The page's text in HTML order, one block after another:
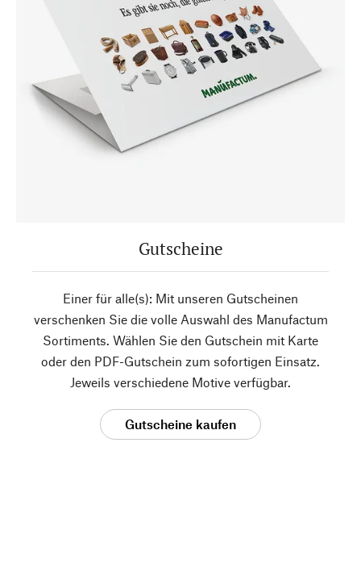
Gutscheine
Einer für alle(s): Mit unseren Gutscheinen
verschenken Sie die volle Auswahl des Manufactum
Sortiments. Wählen Sie den Gutschein mit Karte
oder den PDF-Gutschein zum sofortigen Einsatz.
Jeweils verschiedene Motive verfügbar.
Gutscheine kaufen